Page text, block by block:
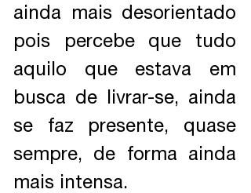
ainda mais desorientado
pois percebe que tudo
aquilo que estava em
busca de livrar-se, ainda
se faz presente, quase
sempre, de forma ainda
mais intensa.